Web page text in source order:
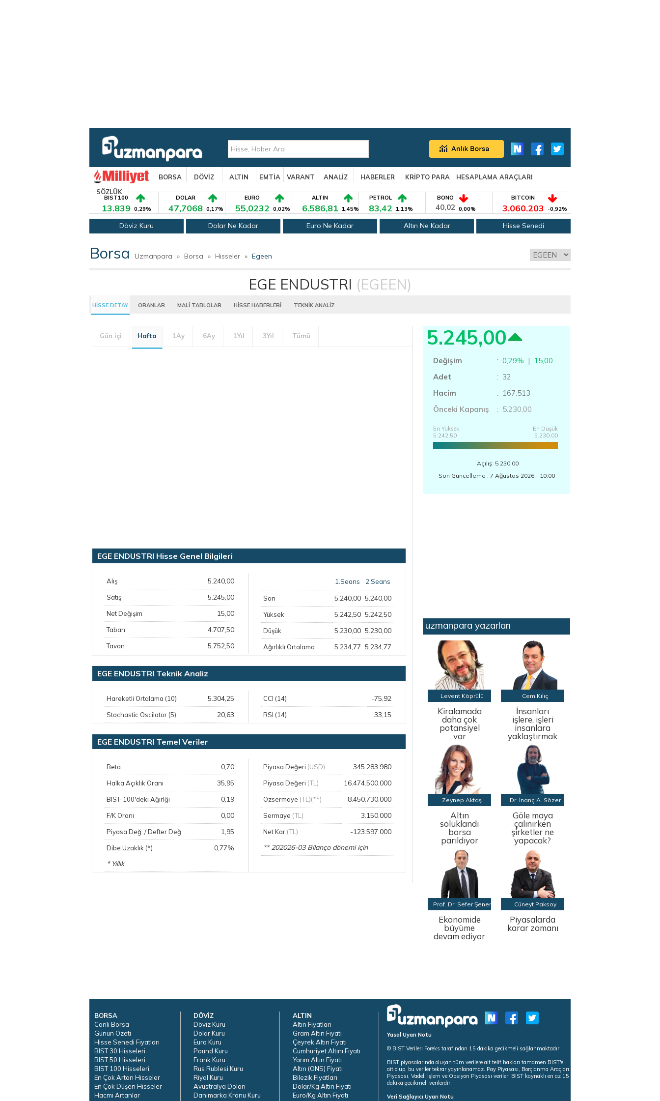
BORSA DÖVİZ ALTIN EMTİA VARANT ANALİZ HABERLER KRİPTO PARA
HESAPLAMA ARAÇLARI
SÖZLÜK
BIST100
13.839 0,29%
DOLAR
47,7068 0,17%
EURO
55,0232 0,02%
ALTIN
6.586,81 1,45%
PETROL
83,42 1,13%
BONO
40,02 0,00%
BITCOIN
3.060.203 -0,92%
Döviz Kuru Dolar Ne Kadar Euro Ne Kadar Altın Ne Kadar Hisse Senedi
Borsa Uzmanpara » Borsa » Hisseler » Egeen
EGE ENDUSTRI (EGEEN)
HİSSE DETAY ORANLAR MALİ TABLOLAR HİSSE HABERLERİ TEKNİK ANALİZ
Gün içi Hafta 1Ay 6Ay 1Yıl 3Yıl Tümü
EGE ENDUSTRI Hisse Genel Bilgileri
Alış 5.240,00
Satış 5.245,00
Net Değişim 15,00
Taban 4.707,50
Tavan 5.752,50
1.Seans 2.Seans
Son 5.240,00 5.240,00
Yüksek 5.242,50 5.242,50
Düşük 5.230,00 5.230,00
Ağırlıklı Ortalama 5.234,77 5.234,77
EGE ENDUSTRI Teknik Analiz
Hareketli Ortalama (10) 5.304,25
Stochastic Oscilator (5) 20,63
CCI (14) -75,92
RSI (14) 33,15
EGE ENDUSTRI Temel Veriler
Beta 0,70
Halka Açıklık Oranı 35,95
BIST-100'deki Ağırlğı 0,19
F/K Oranı 0,00
Piyasa Değ. / Defter Değ 1,95
Dibe Uzaklık (*)
0,77%
* Yıllık
Piyasa Değeri (USD) 345.283.980
Piyasa Değeri (TL) 16.474.500.000
Özsermaye (TL)(**) 8.450.730.000
Sermaye (TL) 3.150.000
Net Kar (TL)
-123.597.000
** 202026-03 Bilanço dönemi için
5.245,00
Değişim : 0,29% | 15,00
Adet
: 32
Hacim
: 167.513
Önceki Kapanış
: 5.230,00
En Yüksek
5.242,50
En Düşük
5.230,00
Açılış: 5.230,00
Son Güncelleme : 7 Ağustos 2026 - 10:00
uzmanpara yazarları
Levent Köprülü
Kiralamada
daha çok
potansiyel
var
Cem Kılıç
İnsanları
işlere, işleri
insanlara
yaklaştırmak
Zeynep Aktaş
Altın
soluklandı
borsa
parıldıyor
Dr. İnanç A. Sözer
Göle maya
çalınırken
şirketler ne
yapacak?
Prof. Dr. Sefer Şener
Ekonomide
büyüme
devam ediyor
Cüneyt Paksoy
Piyasalarda
karar zamanı
BORSA
Canlı Borsa
Günün Özeti
Hisse Senedi Fiyatları
BIST 30 Hisseleri
BIST 50 Hisseleri
BIST 100 Hisseleri
En Çok Artan Hisseler
En Çok Düşen Hisseler
Hacmi Artanlar
DÖVİZ
Döviz Kuru
Dolar Kuru
Euro Kuru
Pound Kuru
Frank Kuru
Rus Rublesi Kuru
Riyal Kuru
Avustralya Doları
Danimarka Kronu Kuru
ALTIN
Altın Fiyatları
Gram Altın Fiyatı
Çeyrek Altın Fiyatı
Cumhuriyet Altını Fiyatı
Yarım Altın Fiyatı
Altın (ONS) Fiyatı
Bilezik Fiyatları
Dolar/Kg Altın Fiyatı
Euro/Kg Altın Fiyatı
Yasal Uyarı Notu
© BİST Verileri Foreks tarafından 15 dakika gecikmeli sağlanmaktadır.
BIST piyasalarında oluşan tüm verilere ait telif hakları tamamen BIST'e
ait olup, bu veriler tekrar yayınlanamaz. Pay Piyasası, Borçlanma Araçları
Piyasası, Vadeli İşlem ve Opsiyon Piyasası verileri BIST kaynaklı en az 15
dakika gecikmeli verilerdir.
Veri Sağlayıcı Uyarı Notu